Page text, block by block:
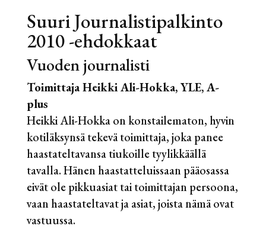
Suuri Journalistipalkinto
2010 -ehdokkaat
Vuoden journalisti
Toimittaja Heikki Ali-Hokka, YLE, A-
plus
Heikki Ali-Hokka on konstailematon, hyvin
kotiläksynsä tekevä toimittaja, joka panee
haastateltavansa tiukoille tyylikkäällä
tavalla. Hänen haastatteluissaan pääosassa
eivät ole pikkuasiat tai toimittajan persoona,
vaan haastateltavat ja asiat, joista nämä ovat
vastuussa.